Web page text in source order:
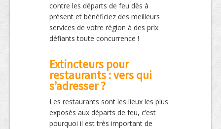
contre les départs de feu dès à
présent et bénéficiez des meilleurs
services de votre région à des prix
défiants toute concurrence !
Extincteurs pour
restaurants : vers qui
s’adresser ?
Les restaurants sont les lieux les plus
exposés aux départs de feu, c’est
pourquoi il est très important de